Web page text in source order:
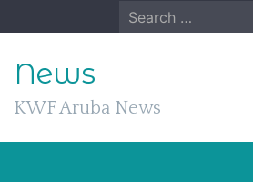
to
Search
for:
News
KWF Aruba News